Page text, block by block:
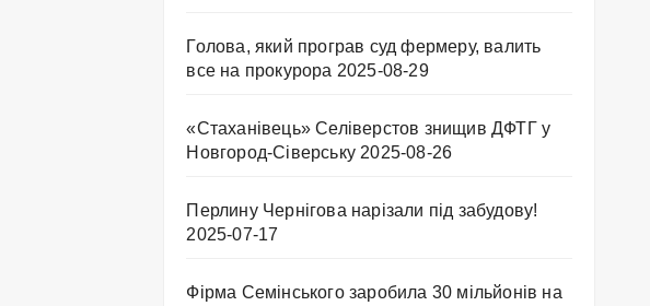
Голова, який програв суд фермеру, валить
все на прокурора 2025-08-29
«Стаханівець» Селіверстов знищив ДФТГ у
Новгород-Сіверську 2025-08-26
Перлину Чернігова нарізали під забудову!
2025-07-17
Фірма Семінського заробила 30 мільйонів на